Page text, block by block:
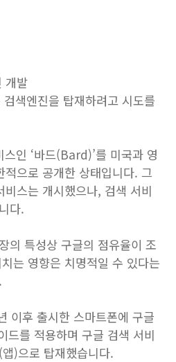
개발
색엔진을 탑재하려고 시도를
인 ‘바드(Bard)’를 미국과 영
으로 공개한 상태입니다. 그
스는 개시했으나, 검색 서비
다.
의 특성상 구글의 점유율이 조
는 영향은 치명적일 수 있다는
이후 출시한 스마트폰에 구글
드를 적용하며 구글 검색 서비
)으로 탑재했습니다.